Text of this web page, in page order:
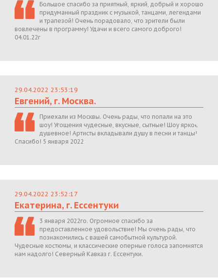
Большое спасибо за приятный, яркий, добрый и хорошо
придуманный праздник с музыкой, танцами, легендами
и трапезой! Очень порадовало, что зрители были
вовлечены в программу! Удачи и всего самого доброго!
04.01.22г
29.04.2022 23:53:19
Евгений, г. Москва.
Приехали из Москвы. Очень рады, что попали на это
шоу! Угощения чудесные, вкусные, сытные! Шоу яркое,
душевное! Артисты вкладывали душу в песни и танцы!
Спасибо! 5 января 2022
29.04.2022 23:52:17
Екатерина, г. Ессентуки
3 января 2022го. Огромное спасибо за
предоставленное удовольствие! Мы очень рады, что
познакомились с вашей самобытной культурой.
Чудесные костюмы, и классические оперные голоса запомнятся
нам надолго! Северный Кавказ г. Ессентуки.